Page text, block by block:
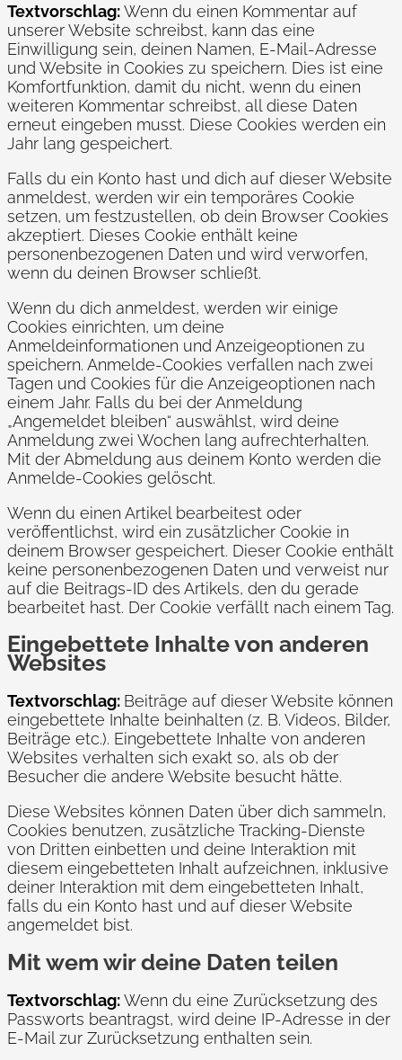
Textvorschlag:Wenn du einen Kommentar auf
unserer Website schreibst, kann das eine
Einwilligung sein, deinen Namen, E-Mail-Adresse
und Website in Cookies zu speichern. Dies ist eine
Komfortfunktion, damit du nicht, wenn du einen
weiteren Kommentar schreibst, all diese Daten
erneut eingeben musst. Diese Cookies werden ein
Jahr lang gespeichert.
Falls du ein Konto hast und dich auf dieser Website
anmeldest, werden wir ein temporäres Cookie
setzen, um festzustellen, ob dein Browser Cookies
akzeptiert. Dieses Cookie enthält keine
personenbezogenen Daten und wird verworfen,
wenn du deinen Browser schließt.
Wenn du dich anmeldest, werden wir einige
Cookies einrichten, um deine
Anmeldeinformationen und Anzeigeoptionen zu
speichern. Anmelde-Cookies verfallen nach zwei
Tagen und Cookies für die Anzeigeoptionen nach
einem Jahr. Falls du bei der Anmeldung
„Angemeldet bleiben“ auswählst, wird deine
Anmeldung zwei Wochen lang aufrechterhalten.
Mit der Abmeldung aus deinem Konto werden die
Anmelde-Cookies gelöscht.
Wenn du einen Artikel bearbeitest oder
veröffentlichst, wird ein zusätzlicher Cookie in
deinem Browser gespeichert. Dieser Cookie enthält
keine personenbezogenen Daten und verweist nur
auf die Beitrags-ID des Artikels, den du gerade
bearbeitet hast. Der Cookie verfällt nach einem Tag.
Eingebettete Inhalte von anderen
Websites
Textvorschlag: Beiträge auf dieser Website können
eingebettete Inhalte beinhalten (z. B. Videos, Bilder,
Beiträge etc.). Eingebettete Inhalte von anderen
Websites verhalten sich exakt so, als ob der
Besucher die andere Website besucht hätte.
Diese Websites können Daten über dich sammeln,
Cookies benutzen, zusätzliche Tracking-Dienste
von Dritten einbetten und deine Interaktion mit
diesem eingebetteten Inhalt aufzeichnen, inklusive
deiner Interaktion mit dem eingebetteten Inhalt,
falls du ein Konto hast und auf dieser Website
angemeldet bist.
Mit wem wir deine Daten teilen
Textvorschlag:Wenn du eine Zurücksetzung des
Passworts beantragst, wird deine IP-Adresse in der
E-Mail zur Zurücksetzung enthalten sein.